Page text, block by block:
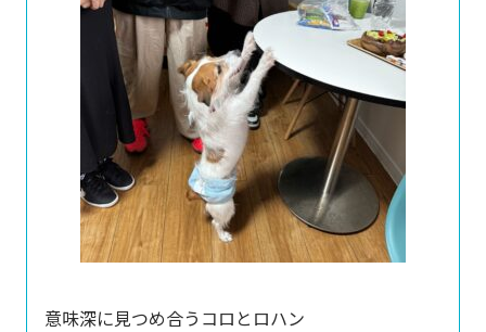
意味深に見つめ合うコロとロハン